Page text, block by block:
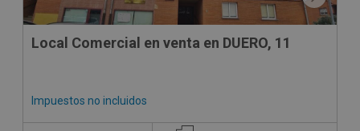
Local Comercial en venta en DUERO, 11
Impuestos no incluidos